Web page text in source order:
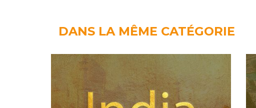
DANS LA MÊME CATÉGORIE